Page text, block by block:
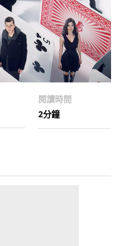
閱讀時間
2分鐘